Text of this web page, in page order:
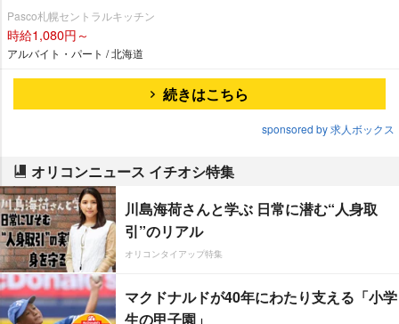
Pasco札幌セントラルキッチン
時給1,080円～
アルバイト・パート / 北海道
続きはこちら
sponsored by 求人ボックス
オリコンニュース イチオシ特集
川島海荷さんと学ぶ 日常に潜む“人身取
引”のリアル
オリコンタイアップ特集
マクドナルドが40年にわたり支える「小学
生の甲子園」